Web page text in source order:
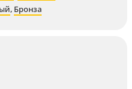
, Бронза